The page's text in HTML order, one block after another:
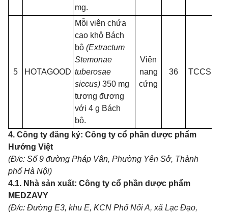
mg.
5 HOTAGOOD
Mỗi viên chứa
cao khô Bách
bộ (Extractum
Stemonae
tuberosae
siccus) 350 mg
tương đương
với 4 g Bách
bộ.
Viên
nang
cứng
36 TCCS
4. Công ty đăng ký: Công ty cổ phần dược phẩm
Hướng Việt
(Đ/c: Số 9 đường Pháp Vân, Phường Yên Sở, Thành
phố Hà Nội)
4.1. Nhà sản xuất: Công ty cổ phần dược phẩm
MEDZAVY
(Đ/c: Đường E3, khu E, KCN Phố Nối A, xã Lạc Đạo,